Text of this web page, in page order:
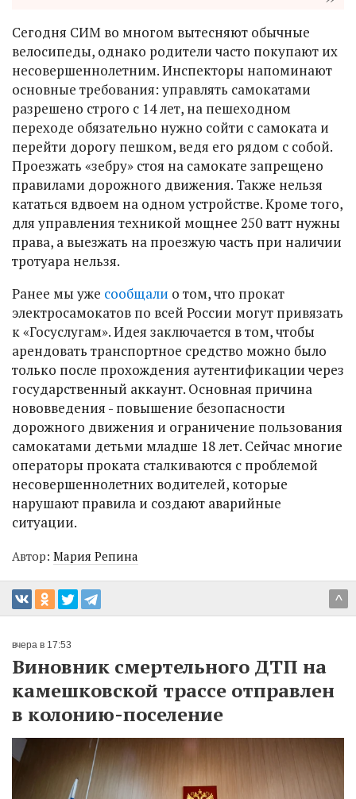
Сегодня СИМ во многом вытесняют обычные
велосипеды, однако родители часто покупают их
несовершеннолетним. Инспекторы напоминают
основные требования: управлять самокатами
разрешено строго с 14 лет, на пешеходном
переходе обязательно нужно сойти с самоката и
перейти дорогу пешком, ведя его рядом с собой.
Проезжать «зебру» стоя на самокате запрещено
правилами дорожного движения. Также нельзя
кататься вдвоем на одном устройстве. Кроме того,
для управления техникой мощнее 250 ватт нужны
права, а выезжать на проезжую часть при наличии
тротуара нельзя.
Ранее мы уже сообщали о том, что прокат
электросамокатов по всей России могут привязать
к «Госуслугам». Идея заключается в том, чтобы
арендовать транспортное средство можно было
только после прохождения аутентификации через
государственный аккаунт. Основная причина
нововведения - повышение безопасности
дорожного движения и ограничение пользования
самокатами детьми младше 18 лет. Сейчас многие
операторы проката сталкиваются с проблемой
несовершеннолетних водителей, которые
нарушают правила и создают аварийные
ситуации.
Автор: Мария Репина
^
вчера в 17:53
Виновник смертельного ДТП на
камешковской трассе отправлен
в колонию-поселение